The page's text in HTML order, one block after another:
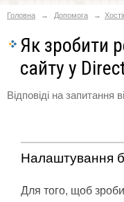
Головна Допомога
Як зробити
сайту у
Відповіді на запитання
Налаштування
Для того, щоб